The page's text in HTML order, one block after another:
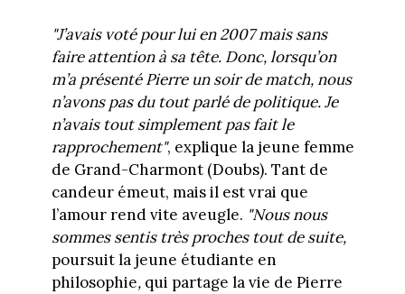
"J’avais voté pour lui en 2007 mais sans
faire attention à sa tête. Donc, lorsqu’on
m’a présenté Pierre un soir de match, nous
n’avons pas du tout parlé de politique. Je
n’avais tout simplement pas fait le
rapprochement", explique la jeune femme
de Grand-Charmont (Doubs). Tant de
candeur émeut, mais il est vrai que
l’amour rend vite aveugle. "Nous nous
sommes sentis très proches tout de suite,
poursuit la jeune étudiante en
philosophie, qui partage la vie de Pierre